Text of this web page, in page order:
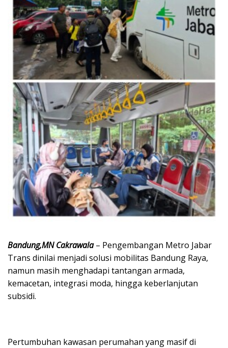
Bandung,MN Cakrawala– Pengembangan Metro Jabar
Trans dinilai menjadi solusi mobilitas Bandung Raya,
namun masih menghadapi tantangan armada,
kemacetan, integrasi moda, hingga keberlanjutan
subsidi.
Pertumbuhan kawasan perumahan yang masif di